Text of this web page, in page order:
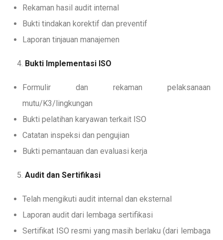
Rekaman hasil audit internal
Bukti tindakan korektif dan preventif
Laporan tinjauan manajemen
Bukti Implementasi ISO
Formulir dan rekaman pelaksanaan
mutu/K3/lingkungan
Bukti pelatihan karyawan terkait ISO
Catatan inspeksi dan pengujian
Bukti pemantauan dan evaluasi kerja
Audit dan Sertifikasi
Telah mengikuti audit internal dan eksternal
Laporan audit dari lembaga sertifikasi
Sertifikat ISO resmi yang masih berlaku (dari lembaga